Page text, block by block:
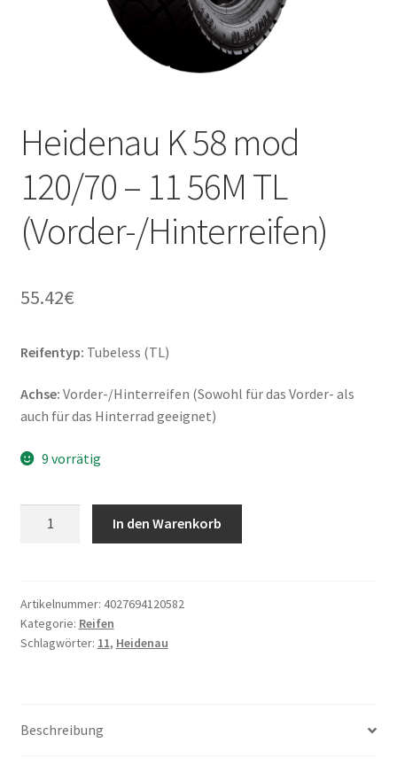
Heidenau K 58 mod
120/70 – 11 56M TL
(Vorder-/Hinterreifen)
55.42€
Reifentyp: Tubeless (TL)
Achse: Vorder-/Hinterreifen (Sowohl für das Vorder- als
auch für das Hinterrad geeignet)
9 vorrätig
120/70
-
11
Menge
In den Warenkorb
Artikelnummer: 4027694120582
Kategorie: Reifen
Schlagwörter: 11, Heidenau
Beschreibung